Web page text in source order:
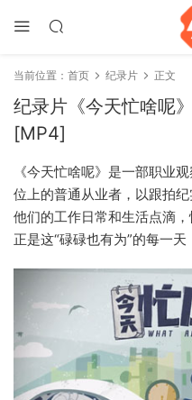
当前位置： 首页 纪录片 正文
纪录片《今天忙啥呢
[MP4]
《今天忙啥呢》是一部职业
位上的普通从业者，以跟拍
他们的工作日常和生活点滴
正是这“碌碌也有为”的每一天